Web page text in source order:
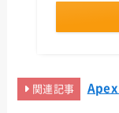
関連記事 Apex